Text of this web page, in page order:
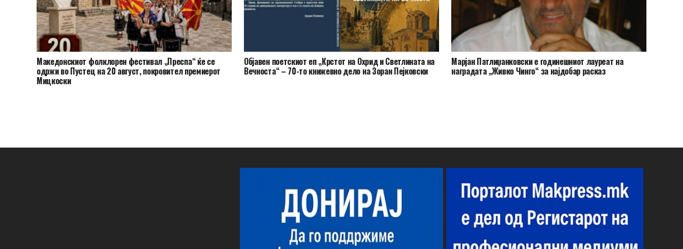
Македонскиот фолклорен фестивал „Преспа“ ќе се
одржи во Пустец на 20 август, покровител премиерот
Мицкоски
Објавен поетскиот еп „Крстот на Охрид и Светлината на
Вечноста“ – 70-то книжевно дело на Зоран Пејковски
Марјан Патлиџанковски е годинешниот лауреат на
наградата „Живко Чинго“ за најдобар расказ